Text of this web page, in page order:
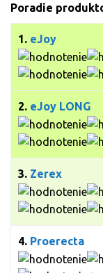
Poradie
1. eJoy
2. eJoy LONG
3. Zerex
4. Proerecta